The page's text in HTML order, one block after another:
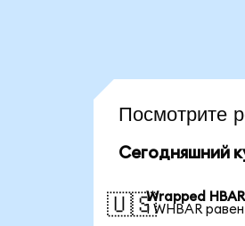
Посмотрите
Сегодняшний
🇺🇸Wrapped
1 WHBAR